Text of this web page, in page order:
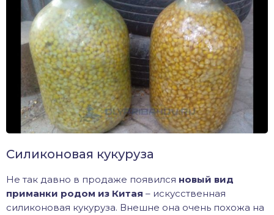
Силиконовая кукуруза
Не так давно в продаже появился новый вид
приманки родом из Китая – искусственная
силиконовая кукуруза. Внешне она очень похожа на